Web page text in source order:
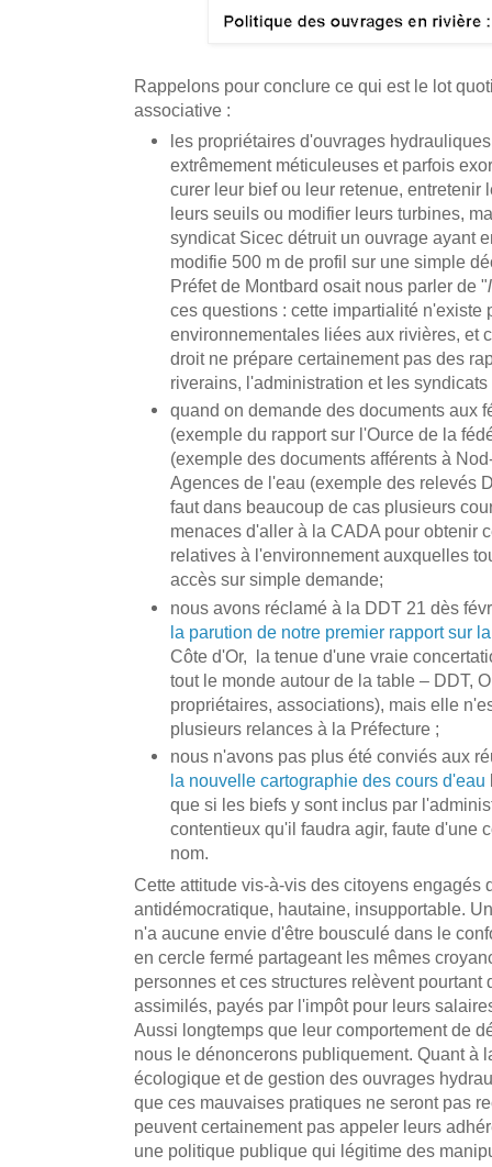
Rappelons pour conclure ce qui est le lot
associative :
les propriétaires d'ouvrages
extrêmement méticuleuses et parfois
curer leur bief ou leur retenue, entretenir
leurs seuils ou modifier leurs turbines,
syndicat Sicec détruit un ouvrage ayant
modifie 500 m de profil sur une simple
Préfet de Montbard osait nous parler de "
ces questions : cette impartialité n'existe
environnementales liées aux rivières, et
droit ne prépare certainement pas des
riverains, l'administration et les
quand on demande des documents aux
(exemple du rapport sur l'Ource de la
(exemple des documents afférents à
Agences de l'eau (exemple des relevés
faut dans beaucoup de cas plusieurs
menaces d'aller à la CADA pour obtenir
relatives à l'environnement auxquelles
accès sur simple demande;
nous avons réclamé à la DDT 21 dès
la parution de notre premier rapport sur
Côte d'Or, la tenue d'une vraie
tout le monde autour de la table – DDT,
propriétaires, associations), mais elle
plusieurs relances à la Préfecture ;
nous n'avons pas plus été conviés aux
la nouvelle cartographie des cours d'eau
que si les biefs y sont inclus par
contentieux qu'il faudra agir, faute d'une
nom.
Cette attitude vis-à-vis des citoyens engagés
antidémocratique, hautaine, insupportable.
n'a aucune envie d'être bousculé dans le
en cercle fermé partageant les mêmes
personnes et ces structures relèvent pourtant
assimilés, payés par l'impôt pour leurs
Aussi longtemps que leur comportement de
nous le dénoncerons publiquement. Quant à
écologique et de gestion des ouvrages
que ces mauvaises pratiques ne seront pas
peuvent certainement pas appeler leurs
une politique publique qui légitime des